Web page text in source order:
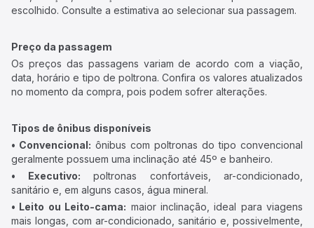
escolhido. Consulte a estimativa ao selecionar sua passagem.
Preço da passagem
Os preços das passagens variam de acordo com a viação,
data, horário e tipo de poltrona. Confira os valores atualizados
no momento da compra, pois podem sofrer alterações.
Tipos de ônibus disponíveis
• Convencional: ônibus com poltronas do tipo convencional
geralmente possuem uma inclinação até 45º e banheiro.
• Executivo: poltronas confortáveis, ar-condicionado,
sanitário e, em alguns casos, água mineral.
• Leito ou Leito-cama: maior inclinação, ideal para viagens
mais longas, com ar-condicionado, sanitário e, possivelmente,